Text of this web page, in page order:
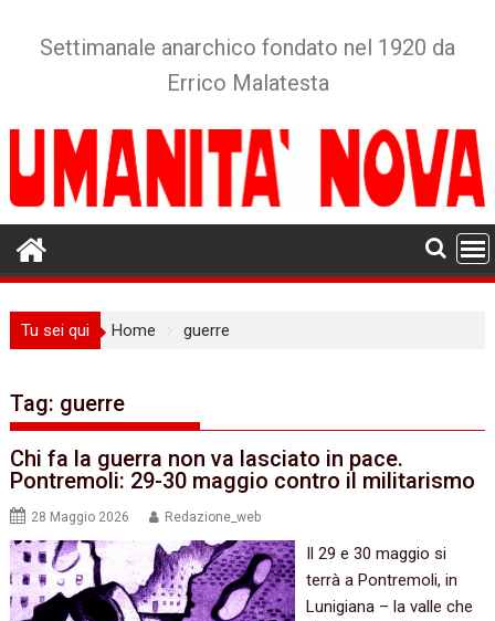
Settimanale anarchico fondato nel 1920 da
Errico Malatesta
Tu sei qui Home guerre
Tag: guerre
Chi fa la guerra non va lasciato in pace.
Pontremoli: 29-30 maggio contro il militarismo
28 Maggio 2026 Redazione_web
Il 29 e 30 maggio si
terrà a Pontremoli, in
Lunigiana – la valle che